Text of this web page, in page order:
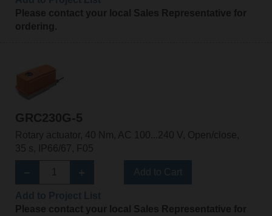
Please contact your local Sales Representative for
ordering.
GRC230G-5
Rotary actuator, 40 Nm, AC 100...240 V, Open/close,
35 s, IP66/67, F05
Please contact your local Sales Representative for